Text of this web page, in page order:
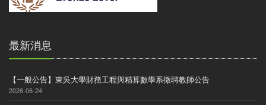
最新消息
【一般公告】東吳大學財務工程與精算數學系徵聘教師公告
2026-06-24